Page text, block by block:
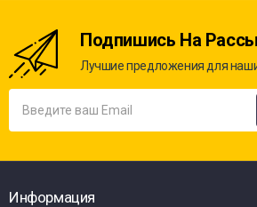
Подпишись На
Лучшие предложения для
Информация